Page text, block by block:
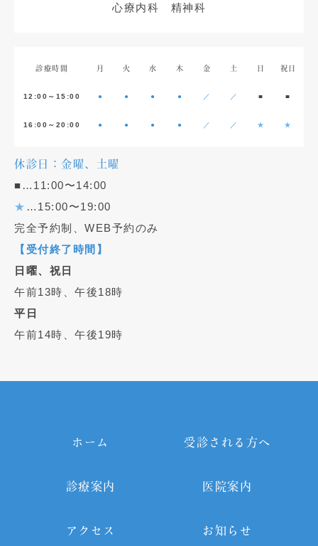
心療内科 精神科
診療時間 月 火 水 木 金 土 日 祝日
12:00～15:00 ● ● ● ● ／ ／ ■ ■
16:00～20:00 ● ● ● ● ／ ／ ★ ★
休診日：金曜、土曜
■…11:00〜14:00
★ …15:00〜19:00
完全予約制、WEB予約のみ
【受付終了時間】
日曜、祝日
午前13時、午後18時
平日
午前14時、午後19時
ホーム 受診される方へ
診療案内 医院案内
アクセス お知らせ